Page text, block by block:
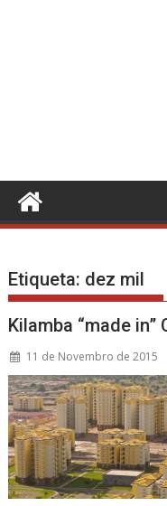
Etiqueta: dez mil
Kilamba “made in”
11 de Novembro de 2015